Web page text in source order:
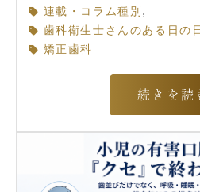
連載・コラム種別 ,
歯科衛生士さんのある日の
矯正歯科
続きを読